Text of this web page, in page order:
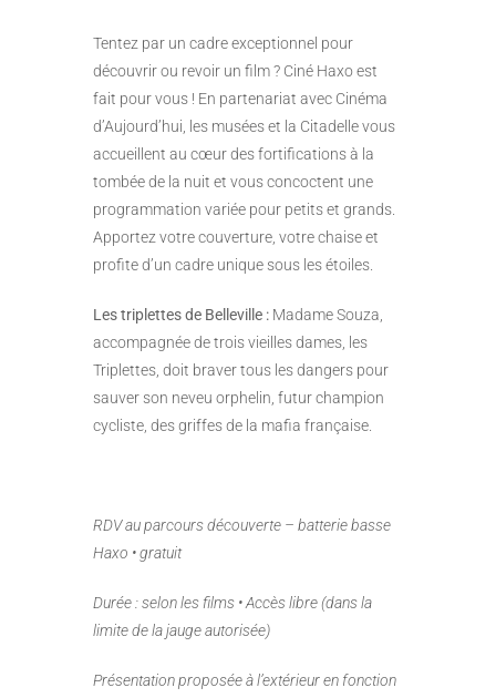
Tentez par un cadre exceptionnel pour
découvrir ou revoir un film ? Ciné Haxo est
fait pour vous ! En partenariat avec Cinéma
d’Aujourd’hui, les musées et la Citadelle vous
accueillent au cœur des fortifications à la
tombée de la nuit et vous concoctent une
programmation variée pour petits et grands.
Apportez votre couverture, votre chaise et
profite d’un cadre unique sous les étoiles.
Les triplettes de Belleville : Madame Souza,
accompagnée de trois vieilles dames, les
Triplettes, doit braver tous les dangers pour
sauver son neveu orphelin, futur champion
cycliste, des griffes de la mafia française.
RDV au parcours découverte – batterie basse
Haxo • gratuit
Durée : selon les films • Accès libre (dans la
limite de la jauge autorisée)
Présentation proposée à l’extérieur en fonction